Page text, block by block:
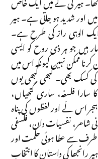
اور شدید ہو جاتی ہے۔ ہیر
الوہی راز کی طرح ہے۔
ہیں جو ہر ذی روح کو ایسی
ممکن نہیں کیونکہ اس میں
کسک بھی۔ کبھی کبھی یوں
فلسفہ، ساری گتھیاں،
لَے اور لفظوں کی پناہ
شاعر، نفسیات دان، فلسفی
سے عطا ہوئی حکمت اور
کی داستان کا انتخاب